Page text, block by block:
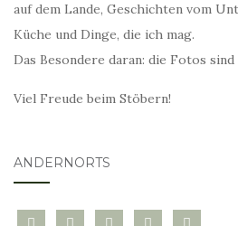
auf dem Lande, Geschichten vom
Küche und Dinge, die ich mag.
Das Besondere daran: die Fotos sind
Viel Freude beim Stöbern!
ANDERNORTS
bloglovininstagramtwitter pinterest
mail